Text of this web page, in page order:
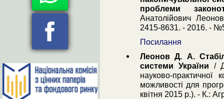
проблеми
Анатолійович
2415-8631. - 2016. -
Посилання
Леонов Д. А.
системи України /
науково-практичної
можливості для
квітня 2015 р.). - К.: